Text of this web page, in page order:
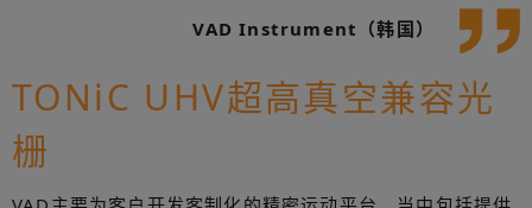
VAD Instrument（韩国）
TONiC UHV超高真空兼容光
栅